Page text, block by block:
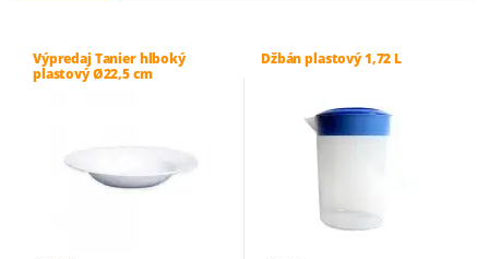
Výpredaj Tanier hlboký
plastový Ø22,5 cm
Džbán plastový 1,72 L